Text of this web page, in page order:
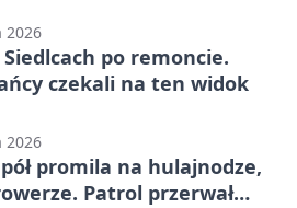
2026
po remoncie.
czekali na ten widok
2026
promila na hulajnodze,
Patrol przerwał